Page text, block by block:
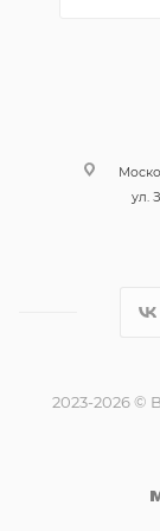
ул.
2023-2026 ©